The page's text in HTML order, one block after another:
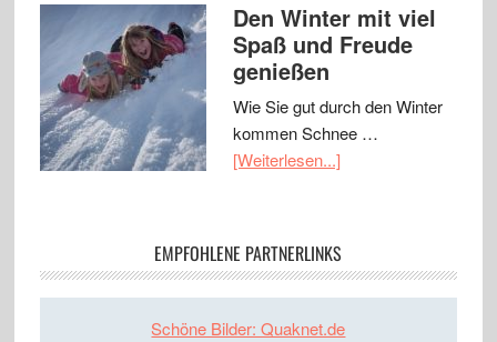
Den Winter mit viel
Spaß und Freude
genießen
Wie Sie gut durch den Winter
kommen Schnee …
[Weiterlesen...]
EMPFOHLENE PARTNERLINKS
Schöne Bilder: Quaknet.de